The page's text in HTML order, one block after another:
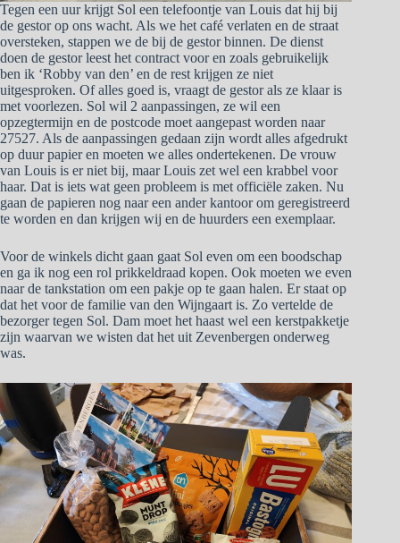
Tegen een uur krijgt Sol een telefoontje van Louis dat hij bij
de gestor op ons wacht. Als we het café verlaten en de straat
oversteken, stappen we de bij de gestor binnen. De dienst
doen de gestor leest het contract voor en zoals gebruikelijk
ben ik ‘Robby van den’ en de rest krijgen ze niet
uitgesproken. Of alles goed is, vraagt de gestor als ze klaar is
met voorlezen. Sol wil 2 aanpassingen, ze wil een
opzegtermijn en de postcode moet aangepast worden naar
27527. Als de aanpassingen gedaan zijn wordt alles afgedrukt
op duur papier en moeten we alles ondertekenen. De vrouw
van Louis is er niet bij, maar Louis zet wel een krabbel voor
haar. Dat is iets wat geen probleem is met officiële zaken. Nu
gaan de papieren nog naar een ander kantoor om geregistreerd
te worden en dan krijgen wij en de huurders een exemplaar.
Voor de winkels dicht gaan gaat Sol even om een boodschap
en ga ik nog een rol prikkeldraad kopen. Ook moeten we even
naar de tankstation om een pakje op te gaan halen. Er staat op
dat het voor de familie van den Wijngaart is. Zo vertelde de
bezorger tegen Sol. Dam moet het haast wel een kerstpakketje
zijn waarvan we wisten dat het uit Zevenbergen onderweg
was.